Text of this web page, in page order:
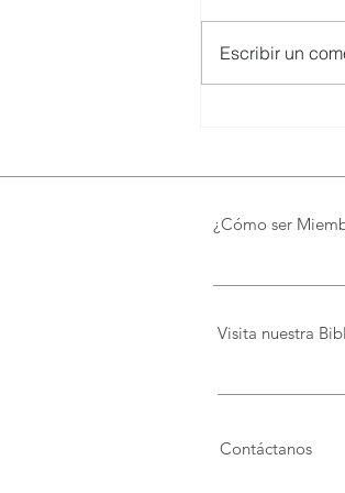
Biblioteca
preserva el
Escribir un
¿Cómo ser
Visita nuestra
Contáctanos